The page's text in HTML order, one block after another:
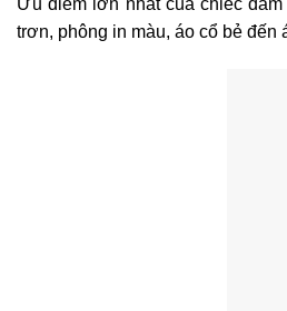
Ưu điểm lớn nhất của chiếc
trơn, phông in màu, áo cổ bẻ